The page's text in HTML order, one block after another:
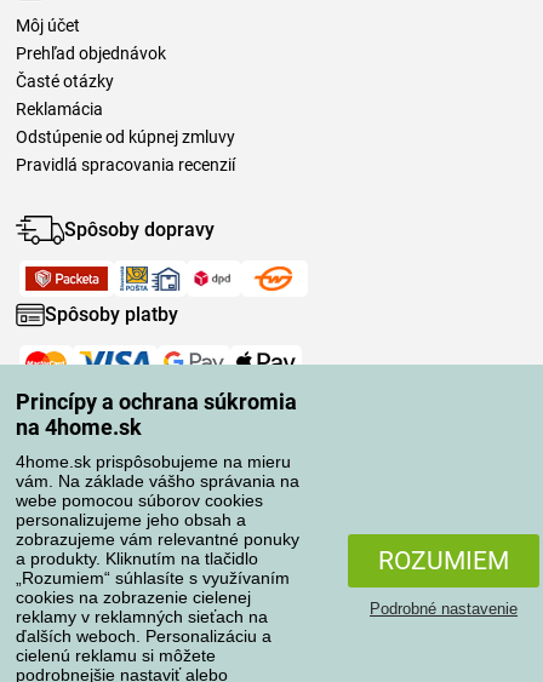
Princípy a ochrana súkromia
na 4home.sk
4home.sk prispôsobujeme na mieru
vám. Na základe vášho správania na
webe pomocou súborov cookies
personalizujeme jeho obsah a
zobrazujeme vám relevantné ponuky
a produkty. Kliknutím na tlačidlo
„Rozumiem“ súhlasíte s využívaním
cookies na zobrazenie cielenej
reklamy v reklamných sieťach na
ďalších weboch. Personalizáciu a
cielenú reklamu si môžete
podrobnejšie nastaviť alebo
ROZUMIEM
Podrobné nastavenie
Môj účet
Prehľad objednávok
Časté otázky
Reklamácia
Odstúpenie od kúpnej zmluvy
Pravidlá spracovania recenzií
Spôsoby dopravy
Spôsoby platby
Spoľahlivý obchod